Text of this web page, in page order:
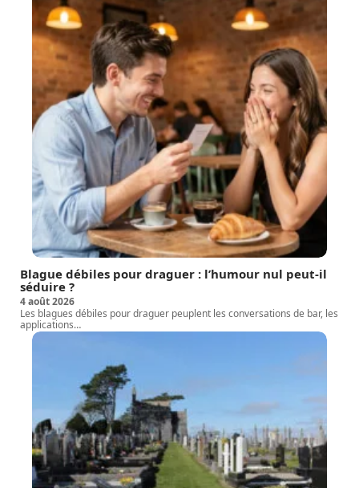
Blague débiles pour draguer : l’humour nul peut-il
séduire ?
4 août 2026
Les blagues débiles pour draguer peuplent les conversations de bar, les
applications…